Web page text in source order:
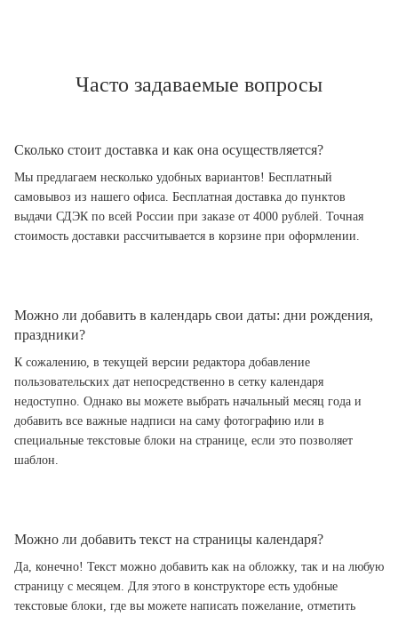
Часто задаваемые вопросы
Сколько стоит доставка и как она осуществляется?
Мы предлагаем несколько удобных вариантов! Бесплатный
самовывоз из нашего офиса. Бесплатная доставка до пунктов
выдачи СДЭК по всей России при заказе от 4000 рублей. Точная
стоимость доставки рассчитывается в корзине при оформлении.
Можно ли добавить в календарь свои даты: дни рождения,
праздники?
К сожалению, в текущей версии редактора добавление
пользовательских дат непосредственно в сетку календаря
недоступно. Однако вы можете выбрать начальный месяц года и
добавить все важные надписи на саму фотографию или в
специальные текстовые блоки на странице, если это позволяет
шаблон.
Можно ли добавить текст на страницы календаря?
Да, конечно! Текст можно добавить как на обложку, так и на любую
страницу с месяцем. Для этого в конструкторе есть удобные
текстовые блоки, где вы можете написать пожелание, отметить